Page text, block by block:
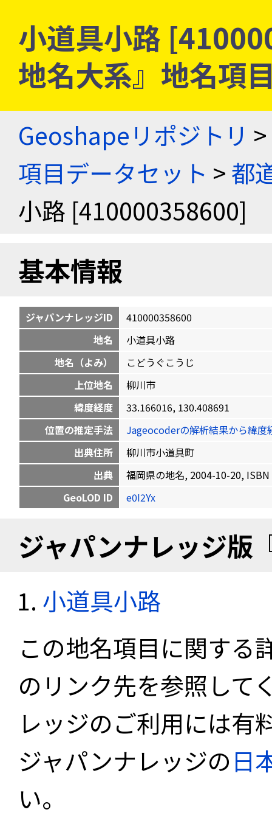
小道具小路
地名大系』地名項
Geoshapeリポジトリ >
項目データセット >都
小路 [410000358600]
基本情報
ジャパンナレッジID
410000358600
地名
小道具小路
地名（よみ）
こどうぐこうじ
上位地名
柳川市
緯度経度
33.166016, 130.408691
位置の推定手法
Jageocoderの解析結果から緯度
出典住所
柳川市小道具町
出典
福岡県の地名, 2004-10-20,
GeoLOD ID
e0I2Yx
ジャパンナレッジ版
小道具小路
この地名項目に関する
のリンク先を参照して
レッジのご利用には有
ジャパンナレッジの日
い。